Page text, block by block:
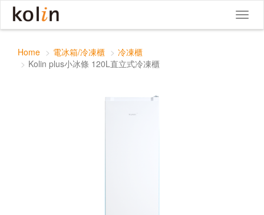
Kolin plus小冰條 120L直立式冷凍櫃
Toggle
Home 電冰箱/冷凍櫃
冷凍櫃
Kolin plus小冰條 120L直立式冷凍櫃